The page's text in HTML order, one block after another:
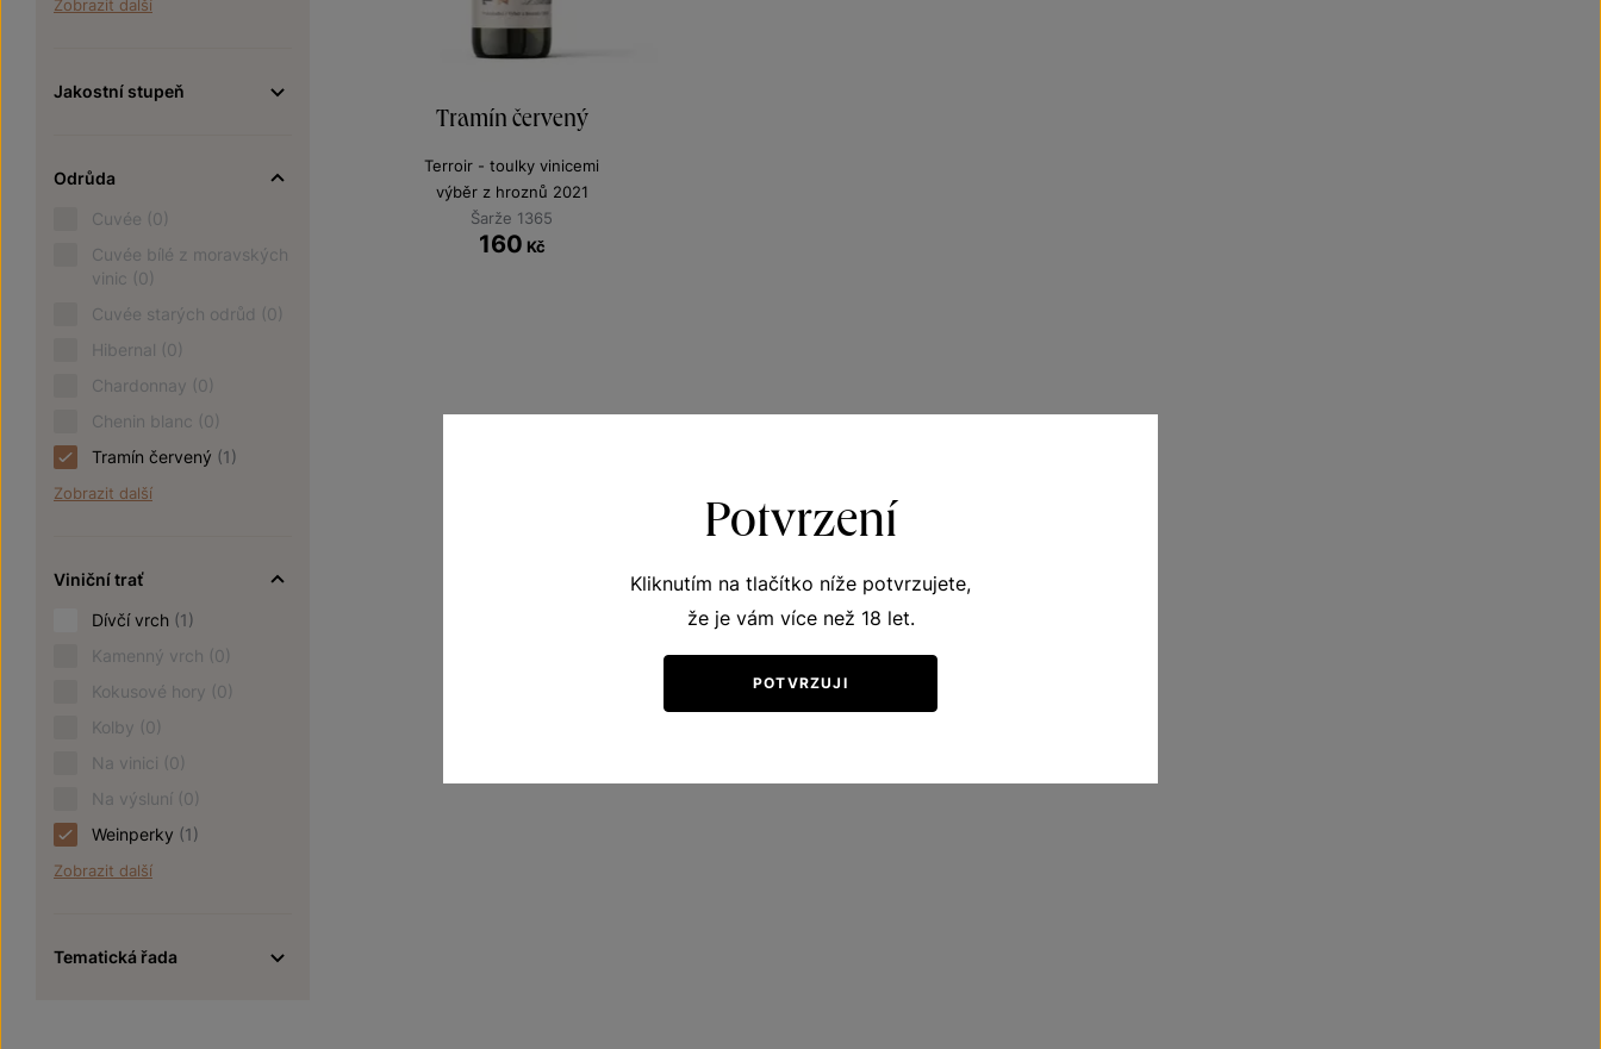
Zobrazit další
Jakostní stupeň
Odrůda
Cuvée (0)
Cuvée bílé z moravských
vinic (0)
Cuvée starých odrůd (0)
Hibernal (0)
Chardonnay (0)
Chenin blanc (0)
Tramín červený (1)
Zobrazit další
Viniční trať
Dívčí vrch (1)
Kamenný vrch (0)
Kokusové hory (0)
Kolby (0)
Na vinici (0)
Na výsluní (0)
Weinperky (1)
Zobrazit další
Tematická řada
Tramín červený
Terroir - toulky vinicemi
výběr z hroznů 2021
Šarže 1365
160 Kč
Potvrzení
Kliknutím na tlačítko níže potvrzujete,
že je vám více než 18 let.
POTVRZUJI